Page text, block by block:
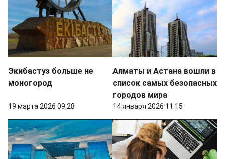
Экибастуз больше не
моногород
19 марта 2026 09:28
Алматы и Астана вошли в
список самых безопасных
городов мира
14 января 2026 11:15